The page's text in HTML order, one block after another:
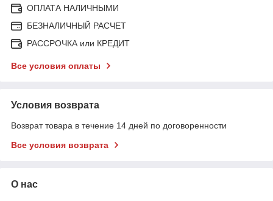
ОПЛАТА НАЛИЧНЫМИ
БЕЗНАЛИЧНЫЙ РАСЧЕТ
РАССРОЧКА или КРЕДИТ
Все условия оплаты
Условия возврата
Возврат товара в течение 14 дней по договоренности
Все условия возврата
О нас